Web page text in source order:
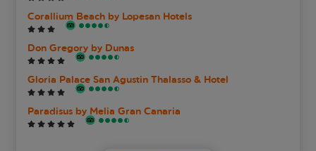
Corallium Beach by Lopesan Hotels
Don Gregory by Dunas
Gloria Palace San Agustin Thalasso & Hotel
Paradisus by Melia Gran Canaria